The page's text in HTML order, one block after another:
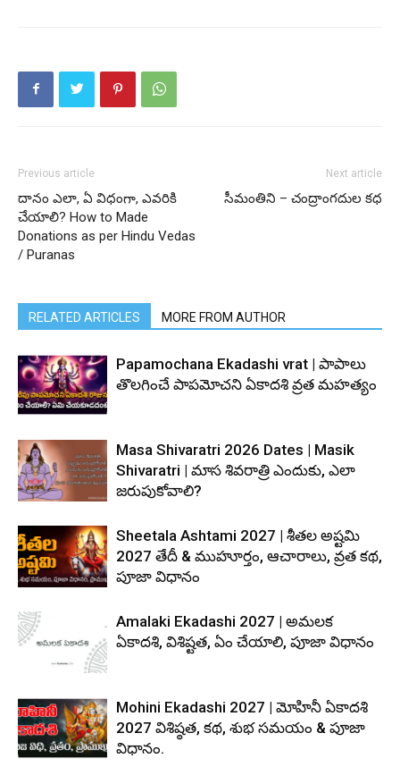
Previous article
దానం ఎలా, ఏ విధంగా, ఎవరికి
చేయాలి? How to Made
Donations as per Hindu Vedas
/ Puranas
Next article
సీమంతిని – చంద్రాంగదుల కధ
RELATED ARTICLES MORE FROM AUTHOR
Papamochana Ekadashi vrat | పాపాలు
తొలగించే పాపమోచని ఏకాదశి వ్రత మహత్యం
Masa Shivaratri 2026 Dates | Masik
Shivaratri | మాస శివరాత్రి ఎందుకు, ఎలా
జరుపుకోవాలి?
Sheetala Ashtami 2027 | శీతల అష్టమి
2027 తేదీ & ముహూర్తం, ఆచారాలు, వ్రత కథ,
పూజా విధానం
Amalaki Ekadashi 2027 | అమలక
ఏకాదశి, విశిష్టత, ఏం చేయాలి, పూజా విధానం
Mohini Ekadashi 2027 | మోహినీ ఏకాదశి
2027 విశిష్ఠత, కథ, శుభ సమయం & పూజా
విధానం.